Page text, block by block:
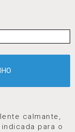
calmante,
para o